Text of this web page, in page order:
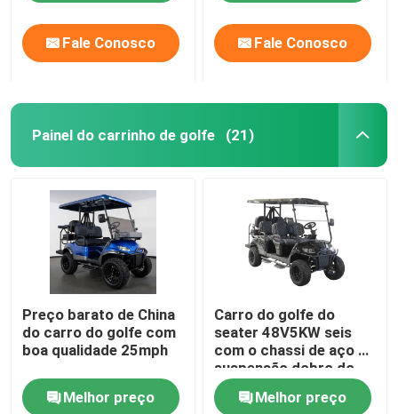
Fale Conosco Fale Conosco
Painel do carrinho de golfe (21)
Preço barato de China
do carro do golfe com
boa qualidade 25mph
Melhor preço
Carro do golfe do
seater 48V5KW seis
com o chassi de aço da
suspensão dobro do
braço de A feito em
China Melhor preço